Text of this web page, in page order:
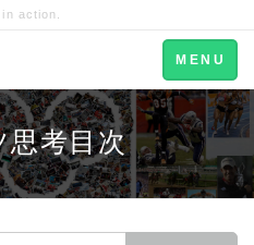
action.
Toggle
navigation
MENU
思考目次